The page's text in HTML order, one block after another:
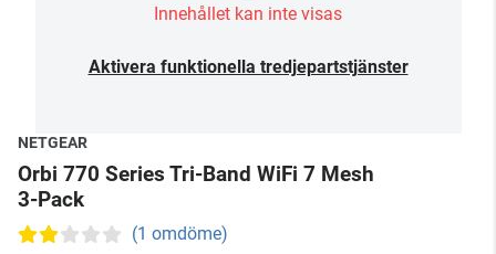
Innehållet kan inte visas
Aktivera funktionella tredjepartstjänster
NETGEAR
Orbi 770 Series Tri-Band WiFi 7 Mesh
3-Pack
(1 omdöme)